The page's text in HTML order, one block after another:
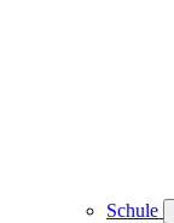
Schule